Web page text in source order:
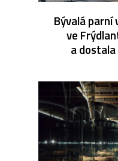
Bývalá parní
ve
a